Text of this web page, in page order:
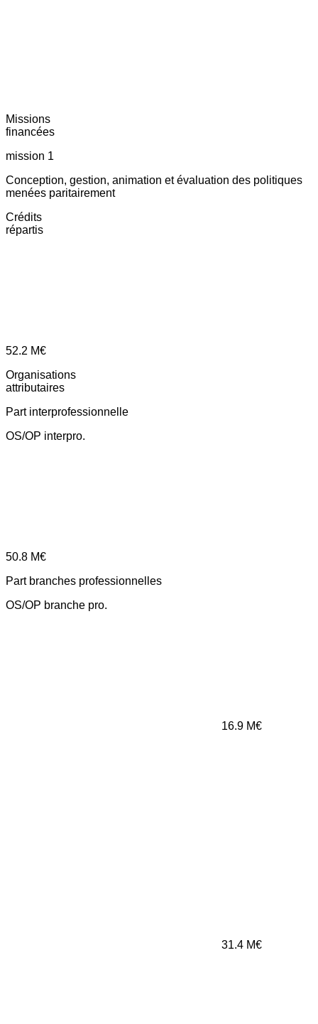
Missions
financées
mission 1
Conception, gestion, animation et évaluation des politiques
menées paritairement
Crédits
répartis
52.2 M€
Organisations
attributaires
Part interprofessionnelle
OS/OP interpro.
50.8 M€
Part branches professionnelles
OS/OP branche pro.
16.9 M€
31.4 M€